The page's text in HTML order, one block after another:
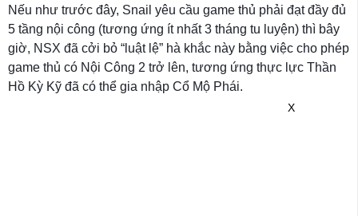
Nếu như trước đây, Snail yêu cầu game thủ phải đạt đầy đủ
5 tầng nội công (tương ứng ít nhất 3 tháng tu luyện) thì bây
giờ, NSX đã cởi bỏ “luật lệ” hà khắc này bằng việc cho phép
game thủ có Nội Công 2 trở lên, tương ứng thực lực Thần
Hồ Kỳ Kỹ đã có thể gia nhập Cổ Mộ Phái.
X